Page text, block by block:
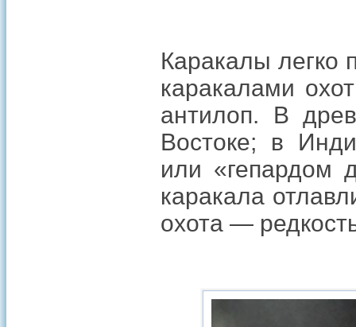
Каракалы легко
каракалами
антилоп. В
Востоке; в
или «гепардом
каракала
охота —